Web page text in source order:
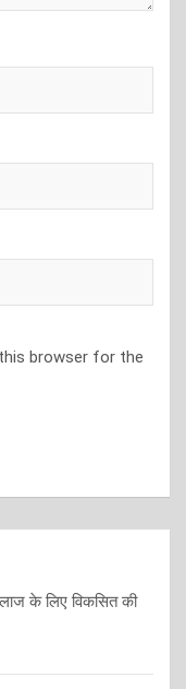
browser for the
के लिए विकसित की